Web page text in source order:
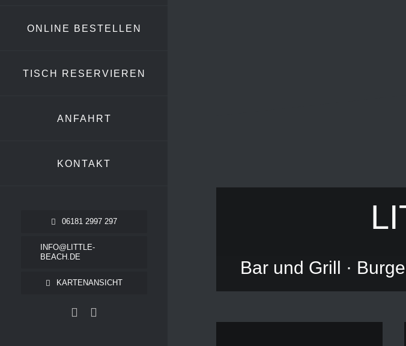
ONLINE BESTELLEN
TISCH RESERVIEREN
ANFAHRT
KONTAKT
06181 2997 297
INFO@LITTLE-
BEACH.DE
KARTENANSICHT
Bar und Grill ·